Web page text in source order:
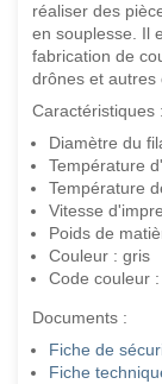
réaliser des
en souplesse. Il
fabrication de
drônes et autres
Caractéristiques :
Diamètre du
Température
Température
Vitesse
Poids de
Couleur : gris
Code couleur
Documents :
Fiche de
Fiche